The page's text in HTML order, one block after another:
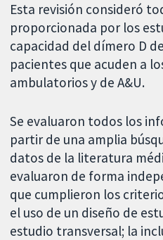
Esta revisión consideró
proporcionada por los
capacidad del dímero D
pacientes que acuden a
ambulatorios y de A&U.
Se evaluaron todos los
partir de una amplia
datos de la literatura
evaluaron de forma
que cumplieron los
el uso de un diseño de
estudio transversal; la